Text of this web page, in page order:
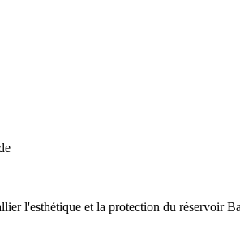
l'esthétique et la protection du réservoir